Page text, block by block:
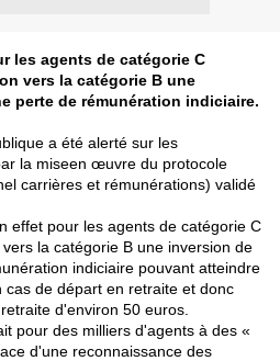
les agents de catégorie C
vers la catégorie B une
perte de rémunération indiciaire.
a été alerté sur les
la miseen œuvre du protocole
carrières et rémunérations) validé
effet pour les agents de catégorie C
la catégorie B une inversion de
indiciaire pouvant atteindre
cas de départ en retraite et donc
d'environ 50 euros.
pour des milliers d'agents à des «
d'une reconnaissance des